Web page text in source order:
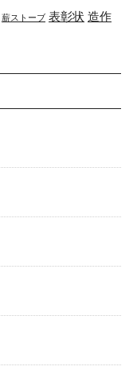
薪ストーブ 表彰状 造作